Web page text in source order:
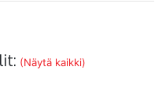
(Näytä kaikki)